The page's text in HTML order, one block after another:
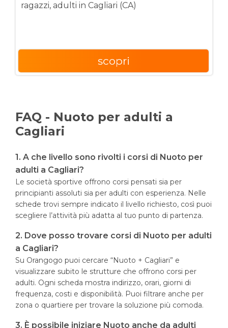
ragazzi, adulti in Cagliari (CA)
scopri
FAQ - Nuoto per adulti a
Cagliari
1. A che livello sono rivolti i corsi di Nuoto per
adulti a Cagliari?
Le società sportive offrono corsi pensati sia per
principianti assoluti sia per adulti con esperienza. Nelle
schede trovi sempre indicato il livello richiesto, così puoi
scegliere l’attività più adatta al tuo punto di partenza.
2. Dove posso trovare corsi di Nuoto per adulti
a Cagliari?
Su Orangogo puoi cercare “Nuoto + Cagliari” e
visualizzare subito le strutture che offrono corsi per
adulti. Ogni scheda mostra indirizzo, orari, giorni di
frequenza, costi e disponibilità. Puoi filtrare anche per
zona o quartiere per trovare la soluzione più comoda.
3. È possibile iniziare Nuoto anche da adulti